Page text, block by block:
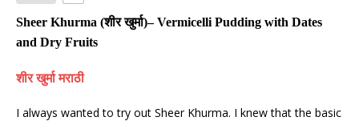
Sheer Khurma (शीर खुर्मा)– Vermicelli Pudding with Dates
and Dry Fruits
शीर खुर्मा मराठी
I always wanted to try out Sheer Khurma. I knew that the basic